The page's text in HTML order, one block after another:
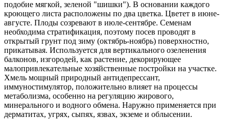
подобие мягкой, зеленой "шишки"). В основании каждого
кроющего листа расположены по два цветка. Цветет в июне-
августе. Плоды созревают в июле-сентябре. Семенам
необходима стратификация, поэтому посев проводят в
открытый грунт под зиму (октябрь-ноябрь) поверхностно,
прикатывая. Используется для вертикального озеленения
балконов, изгородей, как растение, декорирующее
малопривлекательные хозяйственные постройки на участке.
Хмель мощный природный антидепрессант,
иммуностимулятор, положительно влияет на процессы
метаболизма, особенно на регуляцию жирового,
минерального и водного обмена. Наружно применяется при
дерматитах, угрях, сыпях, язвах, экземе и облысении.